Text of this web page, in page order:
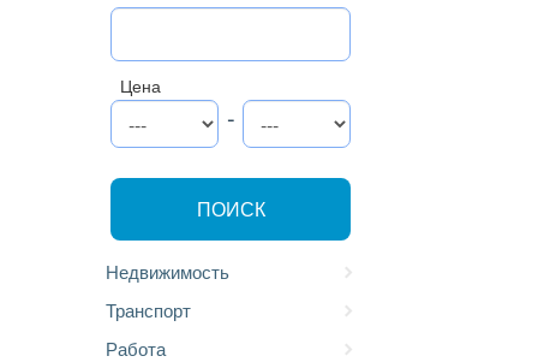
Цена
-
ПОИСК
Недвижимость
Транспорт
Работа